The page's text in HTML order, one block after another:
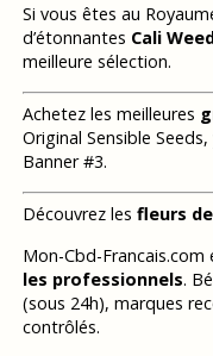
Si vous êtes au
d’étonnantes Cali
meilleure sélection.
Achetez les meilleures
Original Sensible
Banner #3.
Découvrez les fleurs de
Mon-Cbd-Francais.com
les professionnels.
(sous 24h), marques
contrôlés.